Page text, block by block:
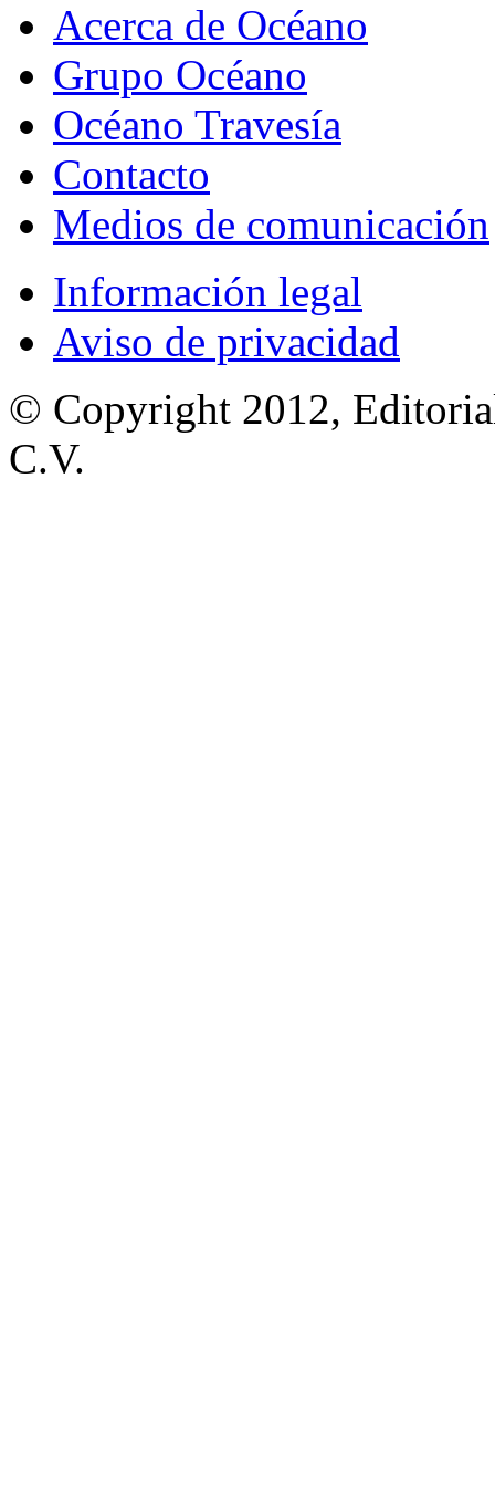
Acerca de Océano
Grupo Océano
Océano Travesía
Contacto
Medios de comunicación
Información legal
Aviso de privacidad
© Copyright 2012,
C.V.